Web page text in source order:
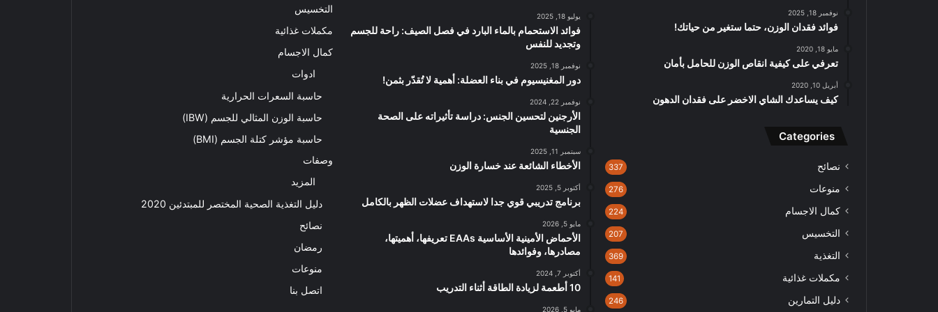
نوفمبر 18, 2025
فوائد فقدان الوزن، حتما ستغير من حياتك!
مايو 18, 2020
تعرفي على كيفية انقاص الوزن للحامل بأمان
أبريل 10, 2020
كيف يساعدك الشاي الاخضر على فقدان الدهون
Categories
نصائح 337
منوعات 276
كمال الاجسام 224
التخسيس 207
التغذية 369
مكملات غذائية 141
دليل التمارين 246
يوليو 18, 2025
فوائد الاستحمام بالماء البارد في فصل الصيف: راحة للجسم
وتجديد للنفس
نوفمبر 18, 2025
دور المغنيسيوم في بناء العضلة: أهمية لا تُقدّر بثمن!
نوفمبر 22, 2024
الأرجنين لتحسين الجنس: دراسة تأثيراته على الصحة
الجنسية
سبتمبر 11, 2025
الأخطاء الشائعة عند خسارة الوزن
أكتوبر 5, 2025
برنامج تدريبي قوي جدا لاستهداف عضلات الظهر بالكامل
مايو 5, 2026
الأحماض الأمينية الأساسية EAAs تعريفها، أهميتها،
مصادرها، وفوائدها
أكتوبر 7, 2024
10 أطعمة لزيادة الطاقة أثناء التدريب
مايو 5, 2026
التخسيس
مكملات غذائية
كمال الاجسام
ادوات
حاسبة السعرات الحرارية
حاسبة الوزن المثالي للجسم (IBW)
حاسبة مؤشر كتلة الجسم (BMI)
وصفات
المزيد
دليل التغذية الصحية المختصر للمبتدئين 2020​
نصائح
رمضان
منوعات
اتصل بنا